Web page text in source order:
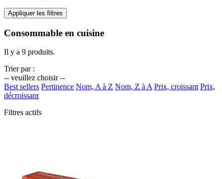
Appliquer les filtres
Consommable en cuisine
Il y a 9 produits.
Trier par :
-- veuillez choisir --
Best sellers Pertinence Nom, A à Z Nom, Z à A Prix, croissant Prix,
décroissant
Filtres actifs